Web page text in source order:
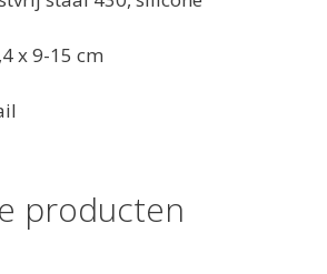
x 9-15 cm
producten